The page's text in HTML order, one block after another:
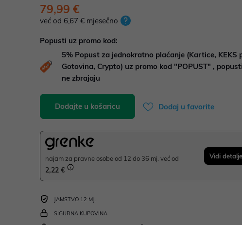
79,99 €
već od 6,67 € mjesečno
Popusti uz promo kod:
5% Popust za jednokratno plaćanje (Kartice, KEKS
Gotovina, Crypto) uz promo kod "POPUST" ,
ne zbrajaju
Dodajte u košaricu Dodaj u favorite
najam za pravne osobe od 12 do 36 mj. već od
2,22 €
Vidi detalje
JAMSTVO 12 MJ.
SIGURNA KUPOVINA